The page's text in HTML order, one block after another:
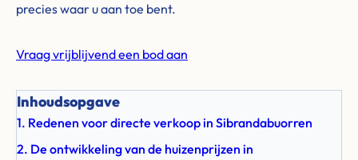
precies waar u aan toe bent.
Vraag vrijblijvend een bod aan
Inhoudsopgave
1. Redenen voor directe verkoop in Sibrandabuorren
2. De ontwikkeling van de huizenprijzen in